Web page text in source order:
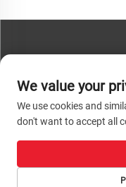
Ауторско право ©
Технологија Цо, Лтд.
We value your
We use cookies and
don't want to accept all